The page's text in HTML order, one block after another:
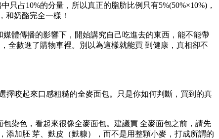
占10%的分量，所以真正的脂肪比例只有5%(50%×10%)，
奶酪完全一樣！
體傳播的影響下，開始講究自己吃進去的東西，能不能帶
全數進了購物車裡。別以為這樣就能買 到健康，真相卻不
咬起來口感粗糙的全麥面包。只是你如何判斷，買到的真
染色，看起來很像全麥面包。建議買 全麥面包之前，請先
添加胚 芽、麩皮（麩糠），而不是用整顆小麥，打成所謂的